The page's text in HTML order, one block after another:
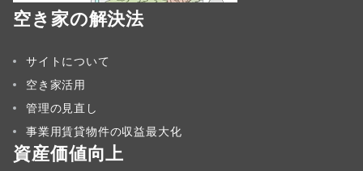
空き家の解決法
サイトについて
空き家活用
管理の見直し
事業用賃貸物件の収益最大化
資産価値向上